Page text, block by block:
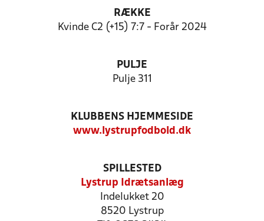
RÆKKE
Kvinde C2 (+15) 7:7 - Forår 2024
PULJE
Pulje 311
KLUBBENS HJEMMESIDE
www.lystrupfodbold.dk
SPILLESTED
Lystrup Idrætsanlæg
Indelukket 20
8520 Lystrup